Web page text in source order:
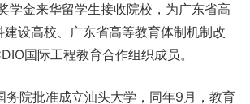
学金来华留学生接收院校，为广东省高
设高校、广东省高等教育体制机制改
国际工程教育合作组织成员。
务院批准成立汕头大学，同年9月，教育